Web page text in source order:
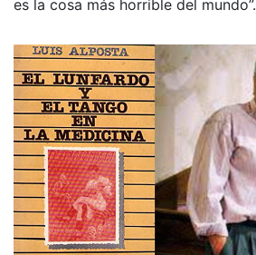
es la cosa más horrible del mundo”.